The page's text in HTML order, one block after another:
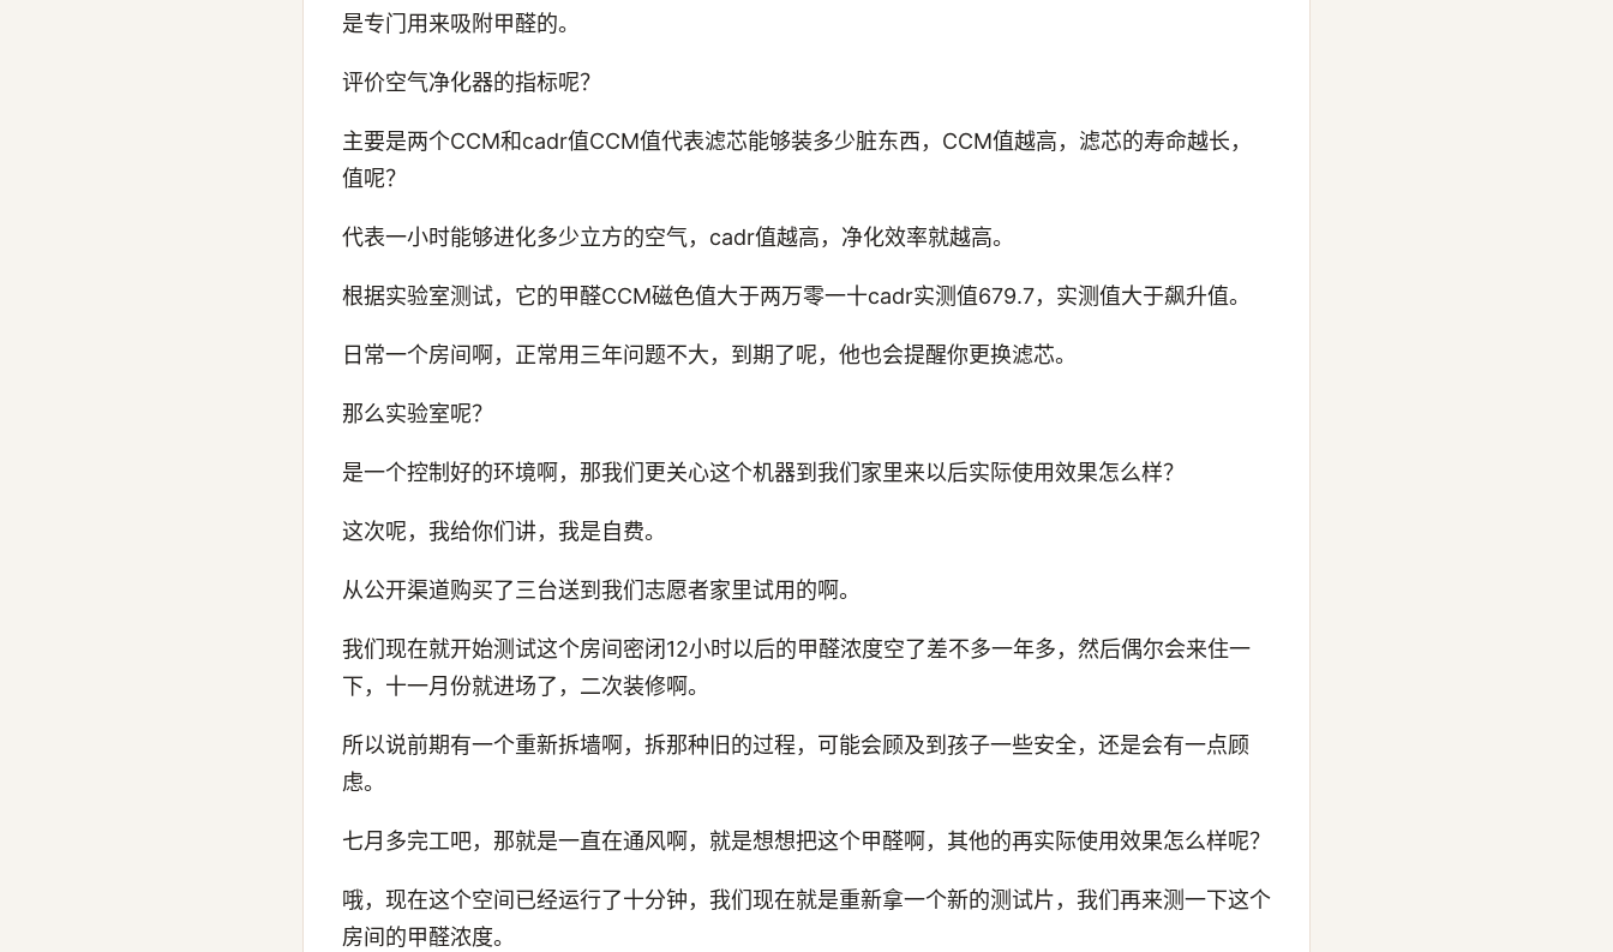
是专门用来吸附甲醛的。
评价空气净化器的指标呢？
主要是两个CCM和cadr值CCM值代表滤芯能够装多少脏东西，CCM值越高，滤芯的寿命越长，
值呢？
代表一小时能够进化多少立方的空气，cadr值越高，净化效率就越高。
根据实验室测试，它的甲醛CCM磁色值大于两万零一十cadr实测值679.7，实测值大于飙升值。
日常一个房间啊，正常用三年问题不大，到期了呢，他也会提醒你更换滤芯。
那么实验室呢？
是一个控制好的环境啊，那我们更关心这个机器到我们家里来以后实际使用效果怎么样？
这次呢，我给你们讲，我是自费。
从公开渠道购买了三台送到我们志愿者家里试用的啊。
我们现在就开始测试这个房间密闭12小时以后的甲醛浓度空了差不多一年多，然后偶尔会来住一
下，十一月份就进场了，二次装修啊。
所以说前期有一个重新拆墙啊，拆那种旧的过程，可能会顾及到孩子一些安全，还是会有一点顾
虑。
七月多完工吧，那就是一直在通风啊，就是想想把这个甲醛啊，其他的再实际使用效果怎么样呢？
哦，现在这个空间已经运行了十分钟，我们现在就是重新拿一个新的测试片，我们再来测一下这个
房间的甲醛浓度。